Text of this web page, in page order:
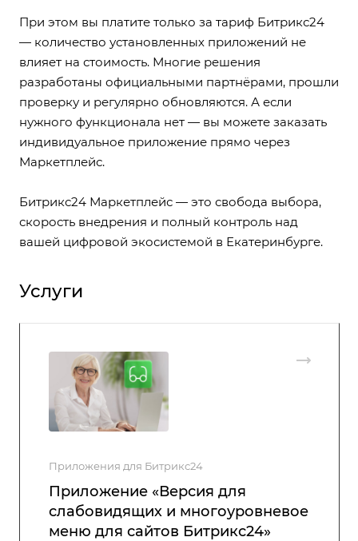
При этом вы платите только за тариф Битрикс24
— количество установленных приложений не
влияет на стоимость. Многие решения
разработаны официальными партнёрами, прошли
проверку и регулярно обновляются. А если
нужного функционала нет — вы можете заказать
индивидуальное приложение прямо через
Маркетплейс.
Битрикс24 Маркетплейс — это свобода выбора,
скорость внедрения и полный контроль над
вашей цифровой экосистемой в Екатеринбурге.
Услуги
Приложения для Битрикс24
Приложение «Версия для
слабовидящих и многоуровневое
меню для сайтов Битрикс24»